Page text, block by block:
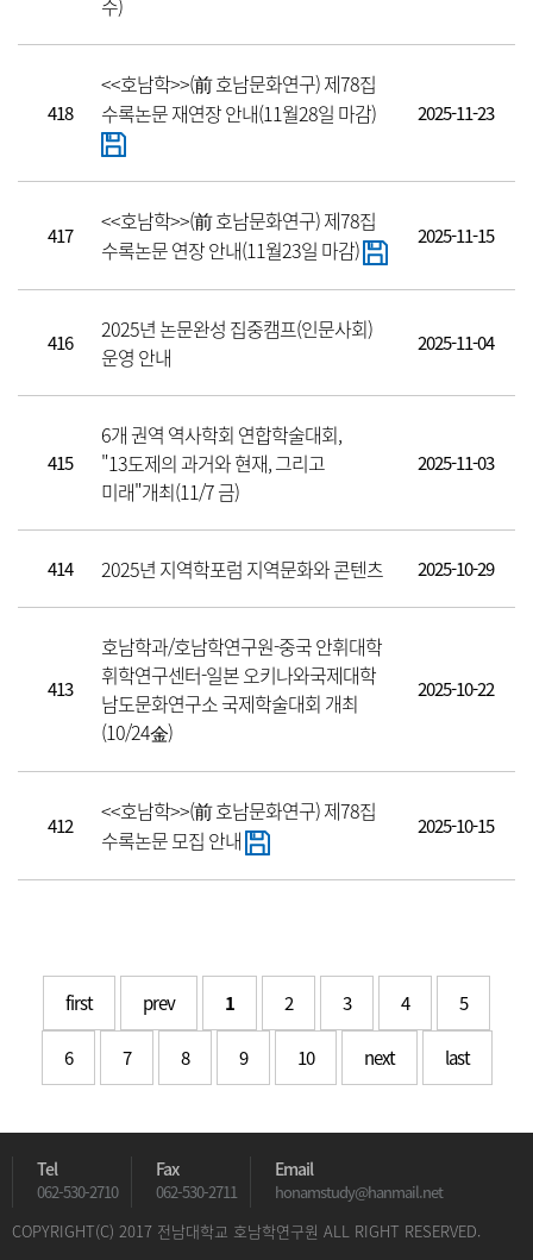
수)
418
<<호남학>>(前 호남문화연구) 제78집
수록논문 재연장 안내(11월28일 마감)
2025-11-23
417
<<호남학>>(前 호남문화연구) 제78집
수록논문 연장 안내(11월23일 마감)
2025-11-15
416
2025년 논문완성 집중캠프(인문사회)
운영 안내
2025-11-04
415
6개 권역 역사학회 연합학술대회,
"13도제의 과거와 현재, 그리고
미래"개최(11/7 금)
2025-11-03
414 2025년 지역학포럼 지역문화와 콘텐츠 2025-10-29
413
호남학과/호남학연구원-중국 안휘대학
휘학연구센터-일본 오키나와국제대학
남도문화연구소 국제학술대회 개최
(10/24金)
2025-10-22
412
<<호남학>>(前 호남문화연구) 제78집
수록논문 모집 안내
2025-10-15
first prev 1 2 3 4 5
6 7 8 9 10 next last
Tel
062-530-2710
Fax
062-530-2711
Email
honamstudy@hanmail.net
COPYRIGHT(C) 2017 전남대학교 호남학연구원 ALL RIGHT RESERVED.